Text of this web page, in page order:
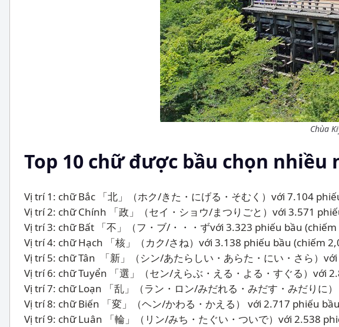
Chùa
Top 10 chữ được bầu chọn nhiều
Vị trí 1: chữ Bắc 「北」（ホク/きた・にげる・そむく）với 7.104
Vị trí 2: chữ Chính 「政」（セイ・ショウ/まつりごと）với 3.571
Vị trí 3: chữ Bất 「不」（フ・ブ/・・・ずvới 3.323 phiếu bầu (chiếm
Vị trí 4: chữ Hạch 「核」（カク/さね）với 3.138 phiếu bầu (chiếm
Vị trí 5: chữ Tân 「新」（シン/あたらしい・あらた・にい・さら）
Vị trí 6: chữ Tuyển 「選」（セン/えらぶ・える・よる・すぐる）với
Vị trí 7: chữ Loạn 「乱」（ラン・ロン/みだれる・みだす・みだりに
Vị trí 8: chữ Biến 「変」（ヘン/かわる・かえる） với 2.717 phiếu
Vị trí 9: chữ Luân 「輪」（リン/みち・たぐい・ついで）với 2.538